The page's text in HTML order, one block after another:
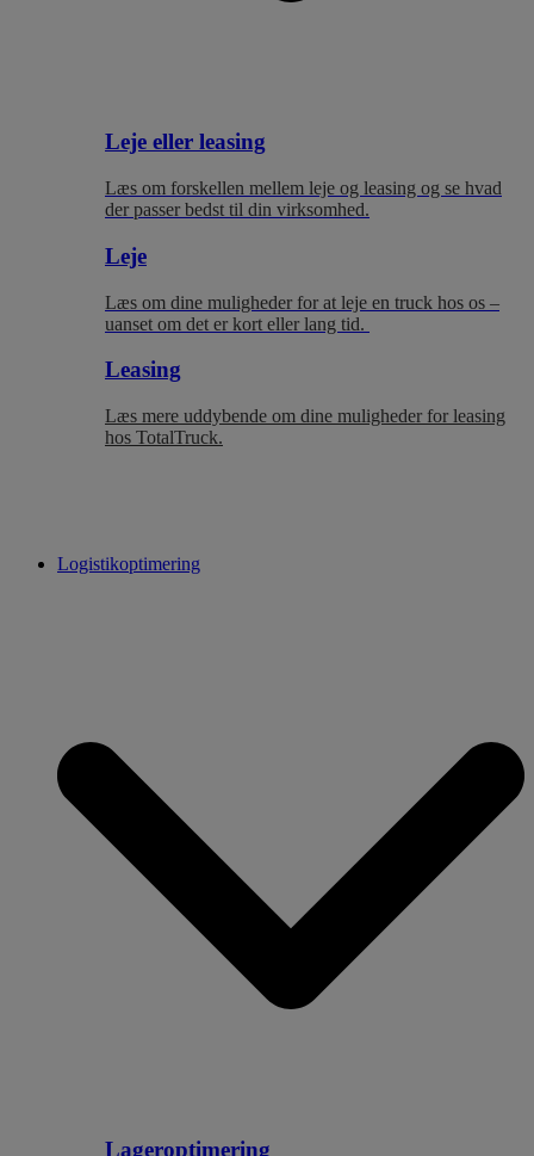
Leje eller leasing
Læs om forskellen mellem leje og leasing og se hvad
der passer bedst til din virksomhed.
Leje
Læs om dine muligheder for at leje en truck hos os –
uanset om det er kort eller lang tid.
Leasing
Læs mere uddybende om dine muligheder for leasing
hos TotalTruck.
Logistikoptimering
Lageroptimering